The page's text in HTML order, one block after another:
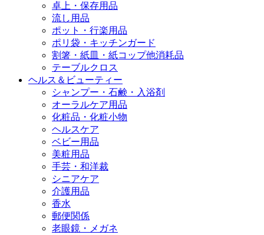
卓上・保存用品
流し用品
ポット・行楽用品
ポリ袋・キッチンガード
割箸・紙皿・紙コップ他消耗品
テーブルクロス
ヘルス＆ビューティー
シャンプー・石鹸・入浴剤
オーラルケア用品
化粧品・化粧小物
ヘルスケア
ベビー用品
美粧用品
手芸・和洋裁
シニアケア
介護用品
香水
郵便関係
老眼鏡・メガネ